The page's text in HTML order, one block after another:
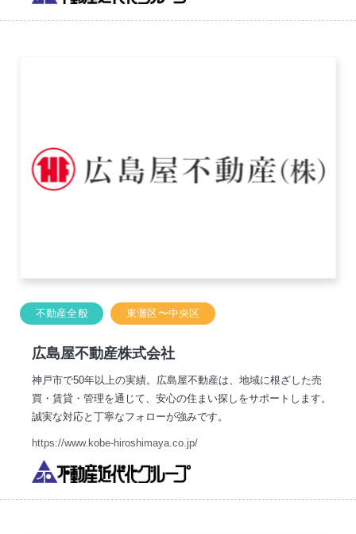
不動産全般 東灘区〜中央区
広島屋不動産株式会社
神戸市で50年以上の実績。広島屋不動産は、地域に根ざした売
買・賃貸・管理を通じて、安心の住まい探しをサポートします。
誠実な対応と丁寧なフォローが強みです。
https://www.kobe-hiroshimaya.co.jp/